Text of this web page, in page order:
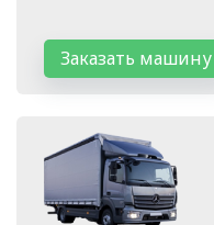
Заказать машину